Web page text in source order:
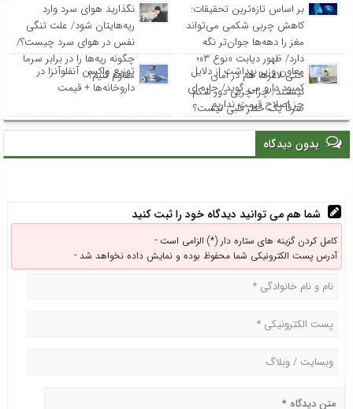
بر اساس تازه‌ترین تحقیقات:
کاهش چربی شکمی می‌تواند
مغز را دهه‌ها جوان‌تر نگه
دارد/ ظهور دیابت «نوع ۳»؛
حتی لاغرها هم در امان
نیستند/ چرا چربی دور شکم
صرفاً یک خطر قلبی نیست؟
نگذارید هوای سرد وارد
ریه‌هایتان شود/ علت تنگی
نفس در هوای سرد چیست؟/
چگونه ریه‌ها را در برابر سرما
مقاوم کنیم؟
معاون وزیر بهداشت از دلایل
کمبود دارو می گوید/ چاره ای
جز اصلاح قیمت نداریم
توزیع واکسن‌ آنفلوآنزا در
داروخانه‌ها + قیمت
بدون دیدگاه
شما هم می توانید دیدگاه خود را ثبت کنید
کامل کردن گزینه های ستاره دار (*) الزامی است -
آدرس پست الکترونیکی شما محفوظ بوده و نمایش داده نخواهد شد -